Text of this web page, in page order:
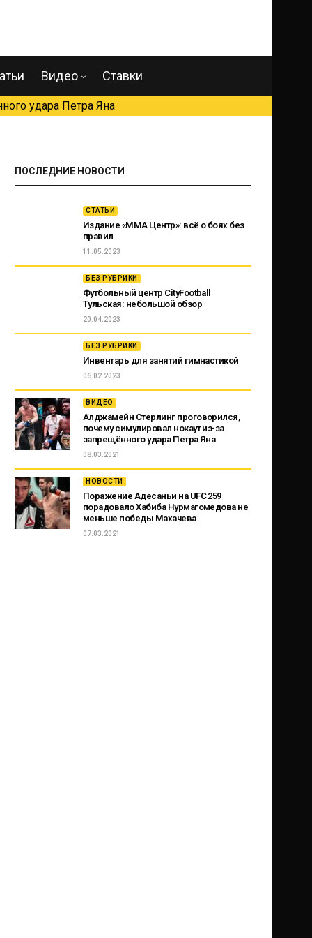
Видео Ставки
удара Петра Яна
ПОСЛЕДНИЕ НОВОСТИ
СТАТЬИ
Издание «ММА Центр»: всё о боях без
правил
11.05.2023
БЕЗ РУБРИКИ
Футбольный центр CityFootball
Тульская: небольшой обзор
20.04.2023
БЕЗ РУБРИКИ
Инвентарь для занятий гимнастикой
06.02.2023
ВИДЕО
Алджамейн Стерлинг проговорился,
почему симулировал нокаут из-за
запрещённого удара Петра Яна
08.03.2021
НОВОСТИ
Поражение Адесаньи на UFC 259
порадовало Хабиба Нурмагомедова не
меньше победы Махачева
07.03.2021